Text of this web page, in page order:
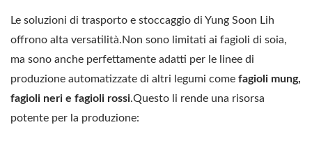
Le soluzioni di trasporto e stoccaggio di Yung Soon Lih
offrono alta versatilità.Non sono limitati ai fagioli di soia,
ma sono anche perfettamente adatti per le linee di
produzione automatizzate di altri legumi come fagioli mung,
fagioli neri e fagioli rossi.Questo li rende una risorsa
potente per la produzione: